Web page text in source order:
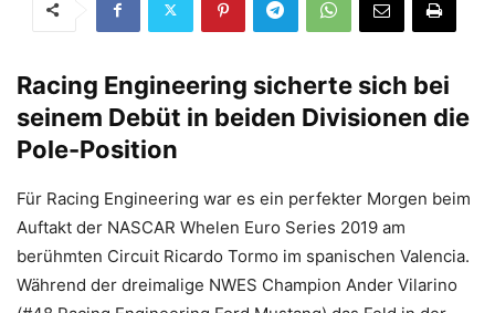
Racing Engineering sicherte sich bei
seinem Debüt in beiden Divisionen die
Pole-Position
Für Racing Engineering war es ein perfekter Morgen beim
Auftakt der NASCAR Whelen Euro Series 2019 am
berühmten Circuit Ricardo Tormo im spanischen Valencia.
Während der dreimalige NWES Champion Ander Vilarino